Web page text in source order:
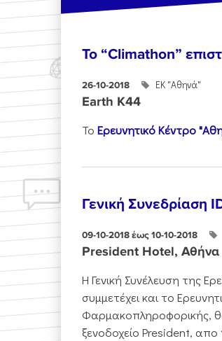
To “Climathon”
26-10-2018 ΕΚ "Αθηνά"
Earth K44
Το Ερευνητικό Κέντρο
Γενική Συνεδρίαση
09-10-2018 έως 10-10-2018
President Hotel, Αθήνα
H Γενική Συνέλευση της
συμμετέχει και το
Φαρμακοπληροφορικής,
ξενοδοχείο President, απο